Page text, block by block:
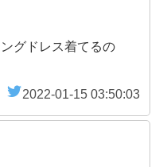
グドレス着てるの
2022-01-15 03:50:03